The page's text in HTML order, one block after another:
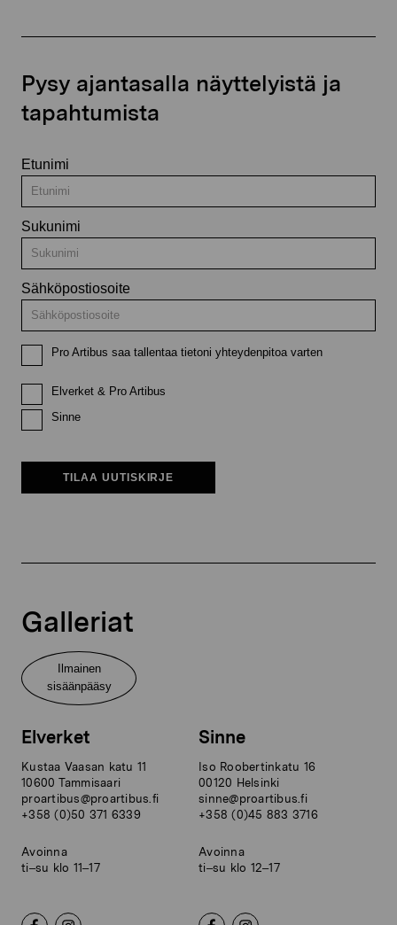
Pysy ajantasalla näyttelyistä ja
tapahtumista
Etunimi
Sukunimi
Sähköpostiosoite
Pro Artibus saa tallentaa tietoni yhteydenpitoa varten
Elverket & Pro Artibus
Sinne
TILAA UUTISKIRJE
Galleriat
Ilmainen
sisäänpääsy
Elverket
Kustaa Vaasan katu 11
10600 Tammisaari
proartibus@proartibus.fi
+358 (0)50 371 6339
Avoinna
ti–su klo 11–17
Sinne
Iso Roobertinkatu 16
00120 Helsinki
sinne@proartibus.fi
+358 (0)45 883 3716
Avoinna
ti–su klo 12–17